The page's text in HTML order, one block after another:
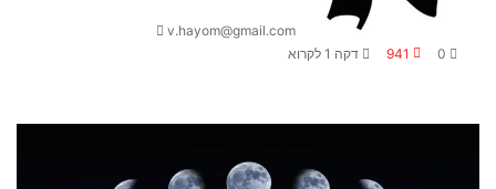
v.hayom@gmail.com
l
0
941 דקה 1 לקרוא